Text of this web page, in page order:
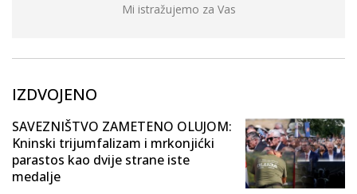
Mi istražujemo za Vas
IZDVOJENO
SAVEZNIŠTVO ZAMETENO OLUJOM:
Kninski trijumfalizam i mrkonjićki
parastos kao dvije strane iste
medalje